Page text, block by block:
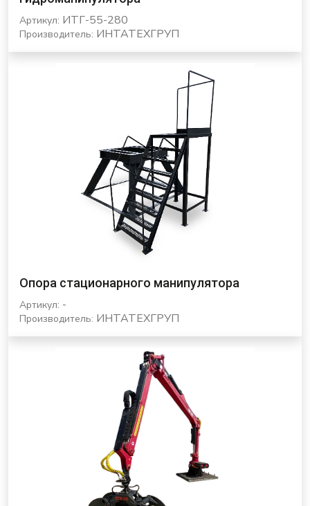
Артикул: ИТГ-55-280
Производитель: ИНТАТЕХГРУП
Опора стационарного манипулятора
Артикул: -
Производитель: ИНТАТЕХГРУП